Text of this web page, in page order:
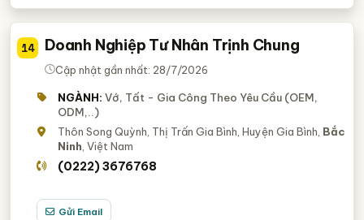
14 Doanh Nghiệp Tư Nhân Trịnh Chung
Cập nhật gần nhất: 28/7/2026
NGÀNH: Vớ, Tất - Gia Công Theo Yêu Cầu (OEM,
ODM,..)
Thôn Song Quỳnh, Thị Trấn Gia Bình, Huyện Gia Bình, Bắc
Ninh , Việt Nam
(0222) 3676768
Gửi Email